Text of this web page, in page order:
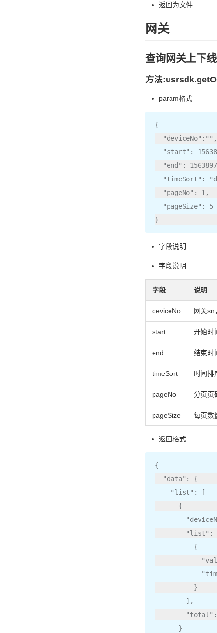
返回为文件
网关
查询网关上下
方法
param格式
{
"deviceNo" : "" ,
"start" :
"end" :
"timeSort" :
"pageNo" : 1 ,
"pageSize" :
5
}
字段说明
字段说明
字段 说明
deviceNo 网关sn
start 开始时
end 结束时
timeSort 时间排
pageNo 分页页
pageSize 每页数
返回格式
{
"data" :
{
"list" :
[
{
"list" :
{
}
],
"total" :
}